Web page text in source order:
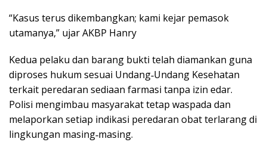
“Kasus terus dikembangkan; kami kejar pemasok
utamanya,” ujar AKBP Hanry
Kedua pelaku dan barang bukti telah diamankan guna
diproses hukum sesuai Undang‑Undang Kesehatan
terkait peredaran sediaan farmasi tanpa izin edar.
Polisi mengimbau masyarakat tetap waspada dan
melaporkan setiap indikasi peredaran obat terlarang di
lingkungan masing‑masing.